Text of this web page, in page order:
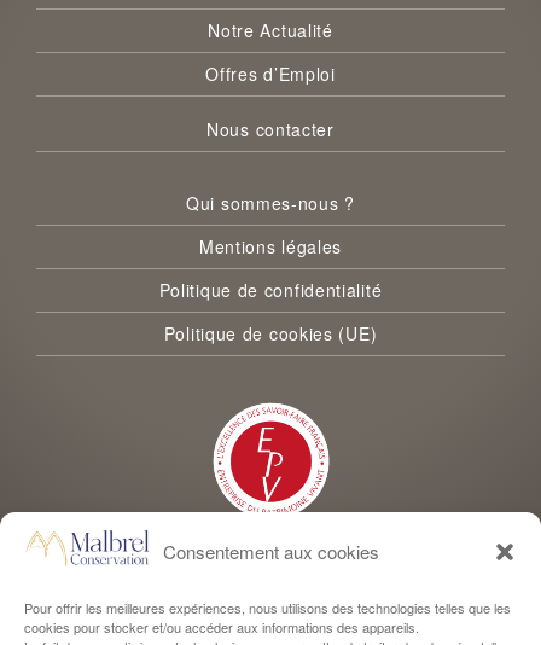
Consentement aux cookies
Pour offrir les meilleures expériences, nous utilisons des technologies telles que les
cookies pour stocker et/ou accéder aux informations des appareils.
Notre Actualité
Offres d’Emploi
Nous contacter
Qui sommes-nous ?
Mentions légales
Politique de confidentialité
Politique de cookies (UE)
Malbrel Conservation est labellisée Entreprise du Patrimoine Vivant